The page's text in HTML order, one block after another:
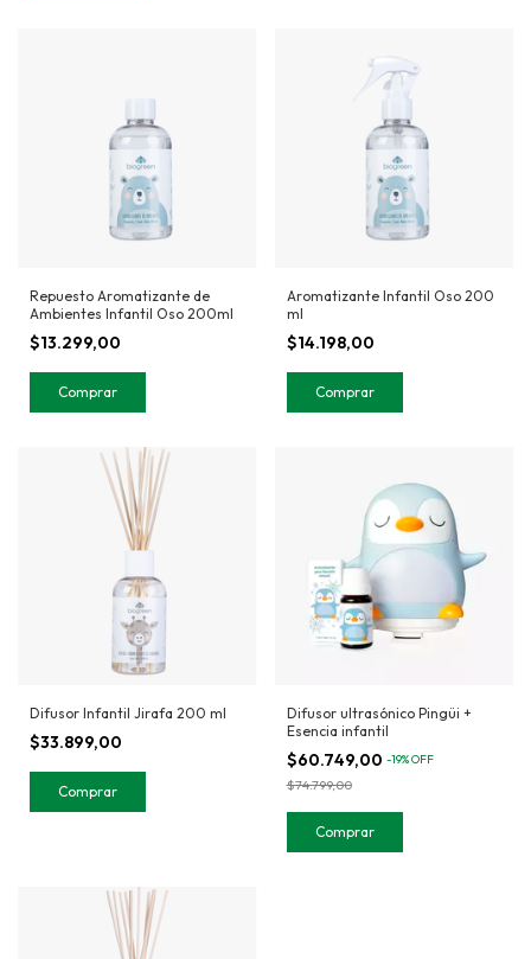
Repuesto Aromatizante de
Ambientes Infantil Oso 200ml
$13.299,00
Aromatizante Infantil Oso 200
ml
$14.198,00
Difusor Infantil Jirafa 200 ml
$33.899,00
Difusor ultrasónico Pingüi +
Esencia infantil
$60.749,00 -19%OFF
$74.799,00